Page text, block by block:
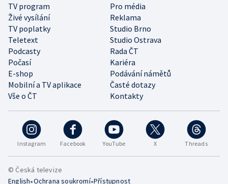
Instagram Facebook YouTube X Threads
TV program
Pro média
Živé vysílání
Reklama
TV poplatky
Studio Brno
Teletext
Studio Ostrava
Podcasty
Rada ČT
Počasí
Kariéra
E-shop
Podávání námětů
Mobilní a TV aplikace
Časté dotazy
Vše o ČT
Kontakty
© Česká televize
English•Ochrana soukromí•Přístupnost